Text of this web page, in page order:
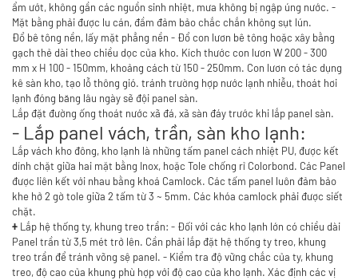
ẩm ướt, không gần các nguồn sinh nhiệt, mưa không bị ngập úng nước. -
Mặt bằng phải được lu cán, đầm đảm bảo chắc chắn không sụt lún.
Đổ bê tông nền, lấy mặt phẳng nền - Đổ con lươn bê tông hoặc xây bằng
gạch thẻ dài theo chiều dọc của kho. Kích thước con lươn W 200 - 300
mm x H 100 - 150mm, khoảng cách từ 150 - 250mm. Con lươn có tác dụng
kê sàn kho, tạo lỗ thông gió. tránh trường hợp nước lạnh nhiễu, thoát hơi
lạnh đóng băng lâu ngày sẽ đội panel sàn.
Lắp đặt đường ống thoát nước xã đá, xã sàn đáy trước khi lắp panel sàn.
- Lắp panel vách, trần, sàn kho lạnh:
Lắp vách kho đông, kho lạnh là những tấm panel cách nhiệt PU, được kết
dính chặt giữa hai mặt bằng Inox, hoặc Tole chống rỉ Colorbond. Các Panel
được liên kết với nhau bằng khoá Camlock. Các tấm panel luôn đảm bảo
khe hở 2 gờ tole giữa 2 tấm từ 3 ~ 5mm. Các khóa camlock phải được siết
chặt.
+ Lắp hệ thống ty, khung treo trần: - Đối với các kho lạnh lớn có chiều dài
Panel trần từ 3,5 mét trở lên. Cần phải lắp đặt hệ thống ty treo, khung
treo trần để tránh võng sệ panel. - Kiểm tra độ vững chắc của ty, khung
treo, độ cao của khung phù hợp với độ cao của kho lạnh. Xác định các vị